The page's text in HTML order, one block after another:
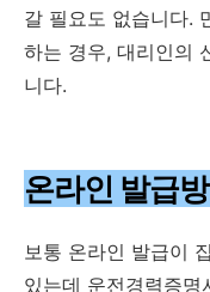
갈 필요도 없습니다.
하는 경우, 대리인의
니다.
온라인 발급
보통 온라인 발급이
있는데 운전경력증